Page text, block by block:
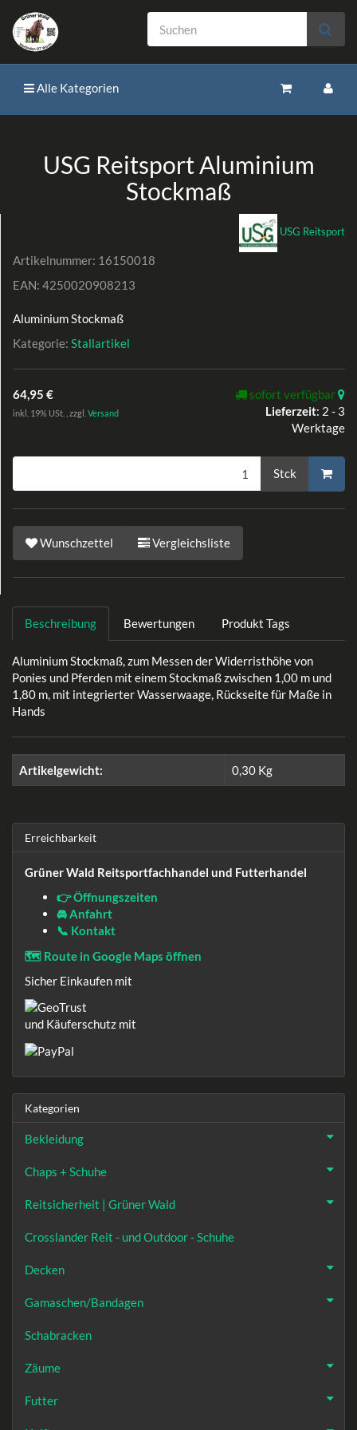
Alle Kategorien
USG Reitsport Aluminium
Stockmaß
USG Reitsport
Artikelnummer: 16150018
EAN: 4250020908213
Aluminium Stockmaß
Kategorie: Stallartikel
64,95 €
inkl. 19% USt. , zzgl. Versand
sofort verfügbar
Lieferzeit: 2 - 3
Werktage
Stck
Wunschzettel Vergleichsliste
Beschreibung Bewertungen Produkt Tags
Aluminium Stockmaß, zum Messen der Widerristhöhe von
Ponies und Pferden mit einem Stockmaß zwischen 1,00 m und
1,80 m, mit integrierter Wasserwaage, Rückseite für Maße in
Hands
Artikelgewicht: 0,30 Kg
Erreichbarkeit
Grüner Wald Reitsportfachhandel und Futterhandel
👉 Öffnungszeiten
🚘 Anfahrt
📞 Kontakt
🗺️ Route in Google Maps öffnen
Sicher Einkaufen mit
und Käuferschutz mit
Kategorien
Bekleidung
Chaps + Schuhe
Reitsicherheit | Grüner Wald
Crosslander Reit - und Outdoor - Schuhe
Decken
Gamaschen/Bandagen
Schabracken
Zäume
Futter